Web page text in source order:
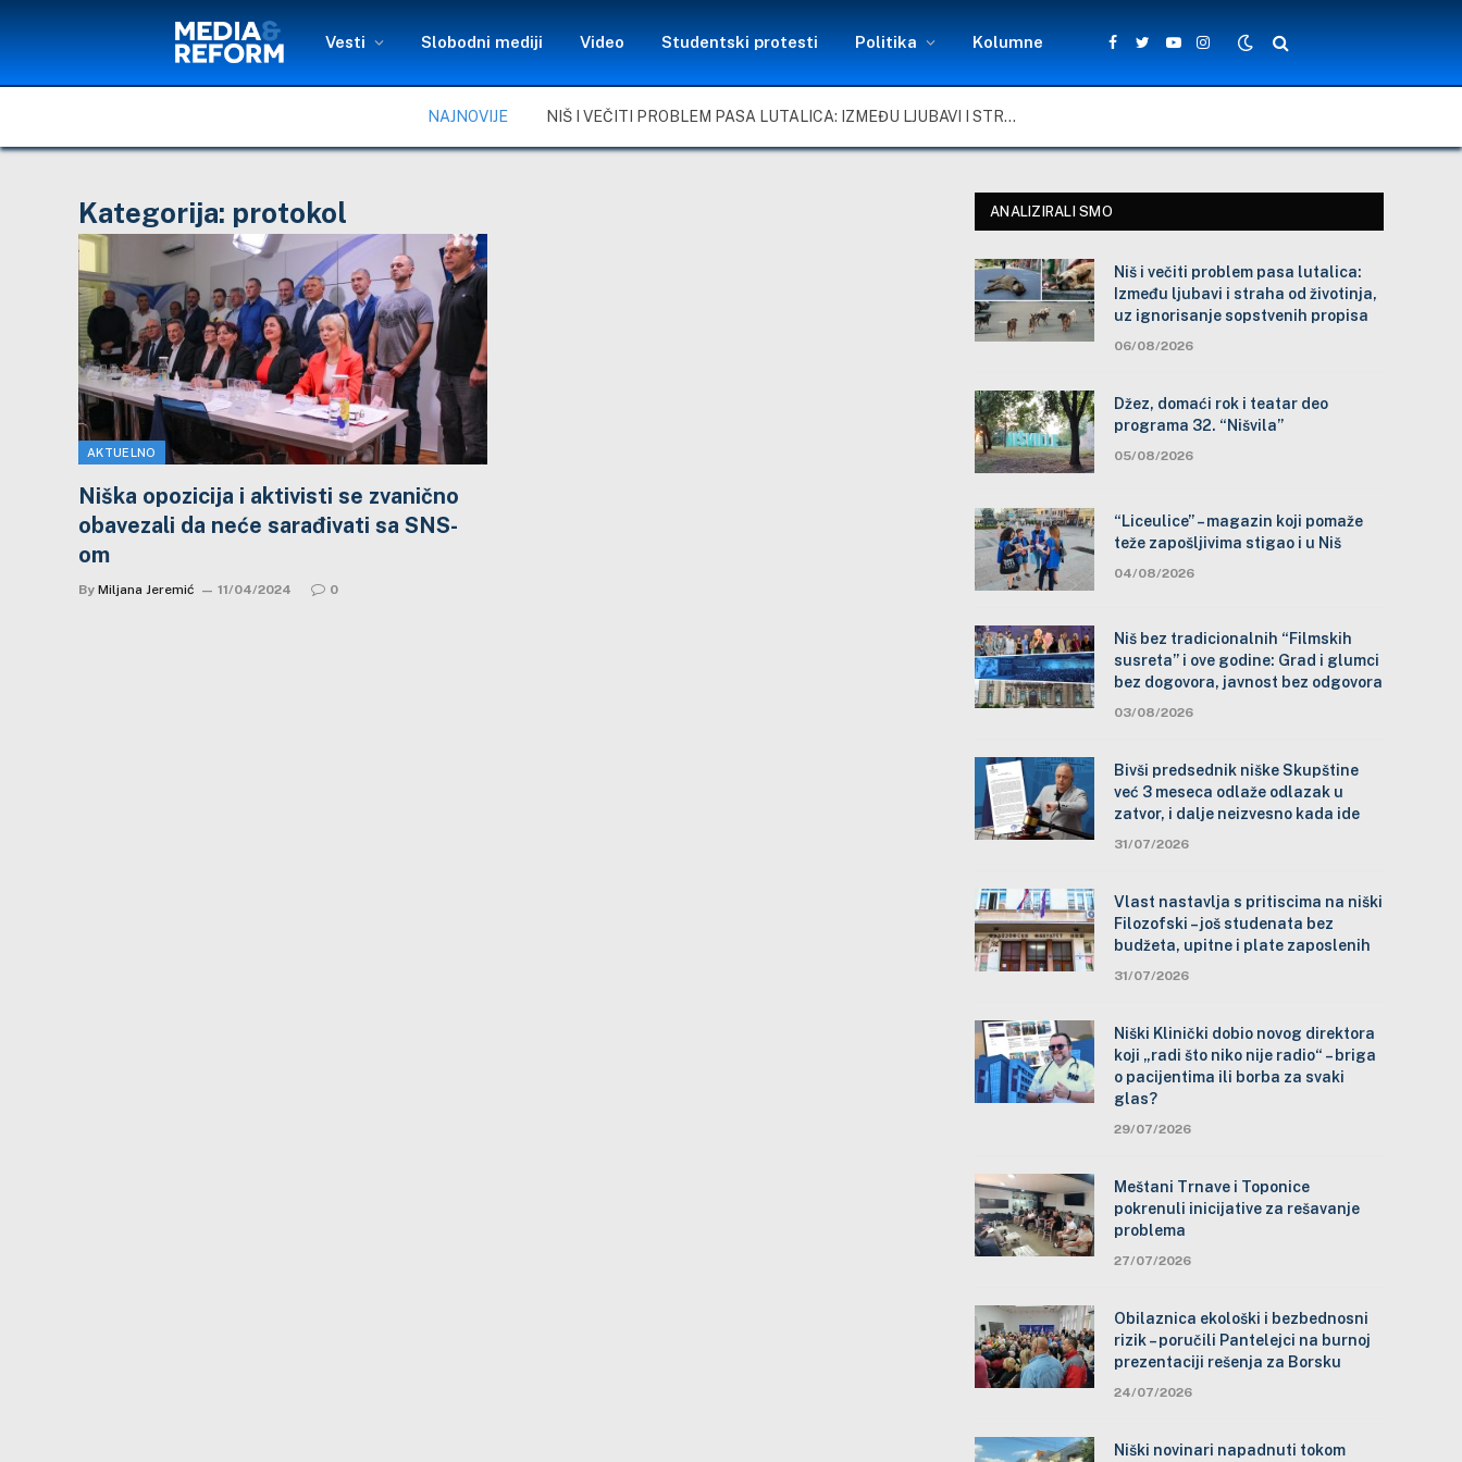
Vesti Slobodni mediji Video Studentski protesti Politika Kolumne
Facebook
TwitterYouTubeInstagram
NAJNOVIJE NIŠ I VEČITI PROBLEM PASA LUTALICA: IZMEĐU LJUBAVI I STRAHA OD ŽIVOTINJA, UZ IGNORISANJE SOPSTVENIH PROPISA
Kategorija: protokol
AKTUELNO
Niška opozicija i aktivisti se zvanično
obavezali da neće sarađivati sa SNS-
om
By Miljana Jeremić 11/04/2024 0
ANALIZIRALI SMO
Niš i večiti problem pasa lutalica:
Između ljubavi i straha od životinja,
uz ignorisanje sopstvenih propisa
06/08/2026
Džez, domaći rok i teatar deo
programa 32. “Nišvila”
05/08/2026
“Liceulice” – magazin koji pomaže
teže zapošljivima stigao i u Niš
04/08/2026
Niš bez tradicionalnih “Filmskih
susreta” i ove godine: Grad i glumci
bez dogovora, javnost bez odgovora
03/08/2026
Bivši predsednik niške Skupštine
već 3 meseca odlaže odlazak u
zatvor, i dalje neizvesno kada ide
31/07/2026
Vlast nastavlja s pritiscima na niški
Filozofski – još studenata bez
budžeta, upitne i plate zaposlenih
31/07/2026
Niški Klinički dobio novog direktora
koji „radi što niko nije radio“ – briga
o pacijentima ili borba za svaki
glas?
29/07/2026
Meštani Trnave i Toponice
pokrenuli inicijative za rešavanje
problema
27/07/2026
Obilaznica ekološki i bezbednosni
rizik – poručili Pantelejci na burnoj
prezentaciji rešenja za Borsku
24/07/2026
Niški novinari napadnuti tokom